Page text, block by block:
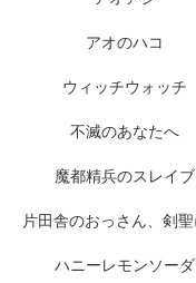
アオのハコ
ウィッチウォッチ
不滅のあなたへ
魔都精兵のスレイブ
ハニーレモンソーダ